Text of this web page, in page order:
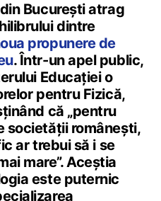
București atrag
dintre
propunere de
. Într-un apel public,
Educației o
pentru Fizică,
că „pentru
societății românești,
ar trebui să i se
mare”. Aceștia
este puternic